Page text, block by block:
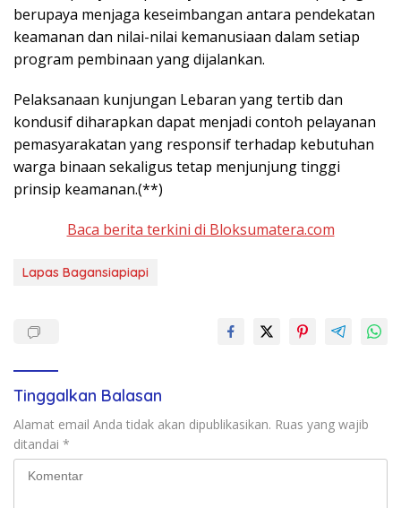
berupaya menjaga keseimbangan antara pendekatan
keamanan dan nilai-nilai kemanusiaan dalam setiap
program pembinaan yang dijalankan.
Pelaksanaan kunjungan Lebaran yang tertib dan
kondusif diharapkan dapat menjadi contoh pelayanan
pemasyarakatan yang responsif terhadap kebutuhan
warga binaan sekaligus tetap menjunjung tinggi
prinsip keamanan.(**)
Baca berita terkini di Bloksumatera.com
Lapas Bagansiapiapi
Tinggalkan Balasan
Alamat email Anda tidak akan dipublikasikan. Ruas yang wajib
ditandai *